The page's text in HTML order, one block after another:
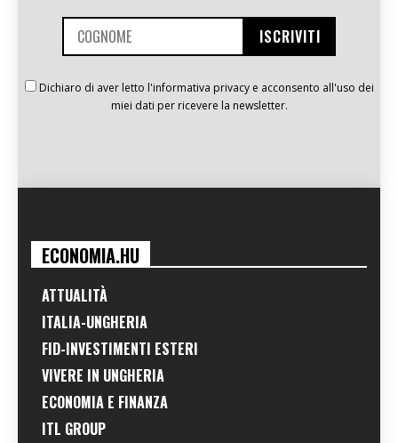
Dichiaro di aver letto l'informativa privacy e acconsento all'uso dei
miei dati per ricevere la newsletter.
ECONOMIA.HU
ATTUALITÀ
ITALIA-UNGHERIA
FID-INVESTIMENTI ESTERI
VIVERE IN UNGHERIA
ECONOMIA E FINANZA
ITL GROUP